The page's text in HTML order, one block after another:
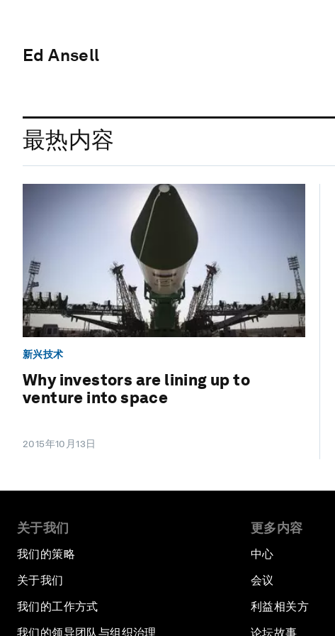
Ed Ansell
最热内容
新兴技术
Why investors are lining up to
venture into space
2015年10月13日
关于我们
我们的策略
关于我们
我们的工作方式
我们的领导团队与组织治理
更多内容
中心
会议
利益相关方
论坛故事